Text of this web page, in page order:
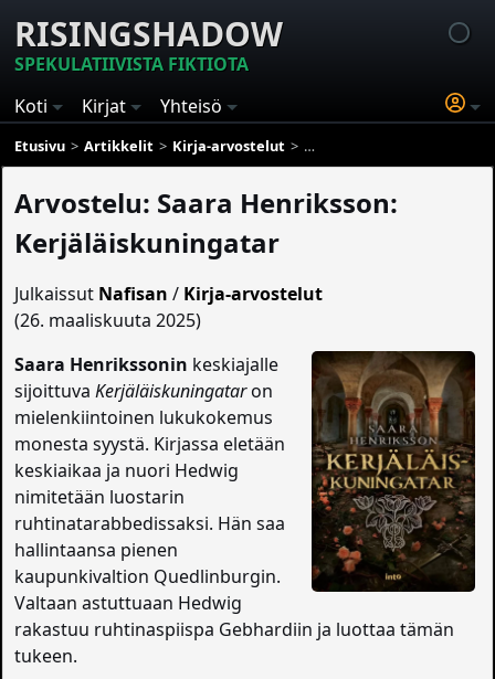
RISINGSHADOW
SPEKULATIIVISTA FIKTIOTA
Koti
Kirjat Yhteisö
Etusivu Artikkelit Kirja-arvostelut Arvostelu: Saara
Arvostelu: Saara Henriksson:
Kerjäläiskuningatar
Julkaissut Nafisan / Kirja-arvostelut
(26. maaliskuuta 2025)
Saara Henrikssonin keskiajalle
sijoittuvaKerjäläiskuningataron
mielenkiintoinen lukukokemus
monesta syystä. Kirjassa eletään
keskiaikaa ja nuori Hedwig
nimitetään luostarin
ruhtinatarabbedissaksi. Hän saa
hallintaansa pienen
kaupunkivaltion Quedlinburgin.
Valtaan astuttuaan Hedwig
rakastuu ruhtinaspiispa Gebhardiin ja luottaa tämän
tukeen.